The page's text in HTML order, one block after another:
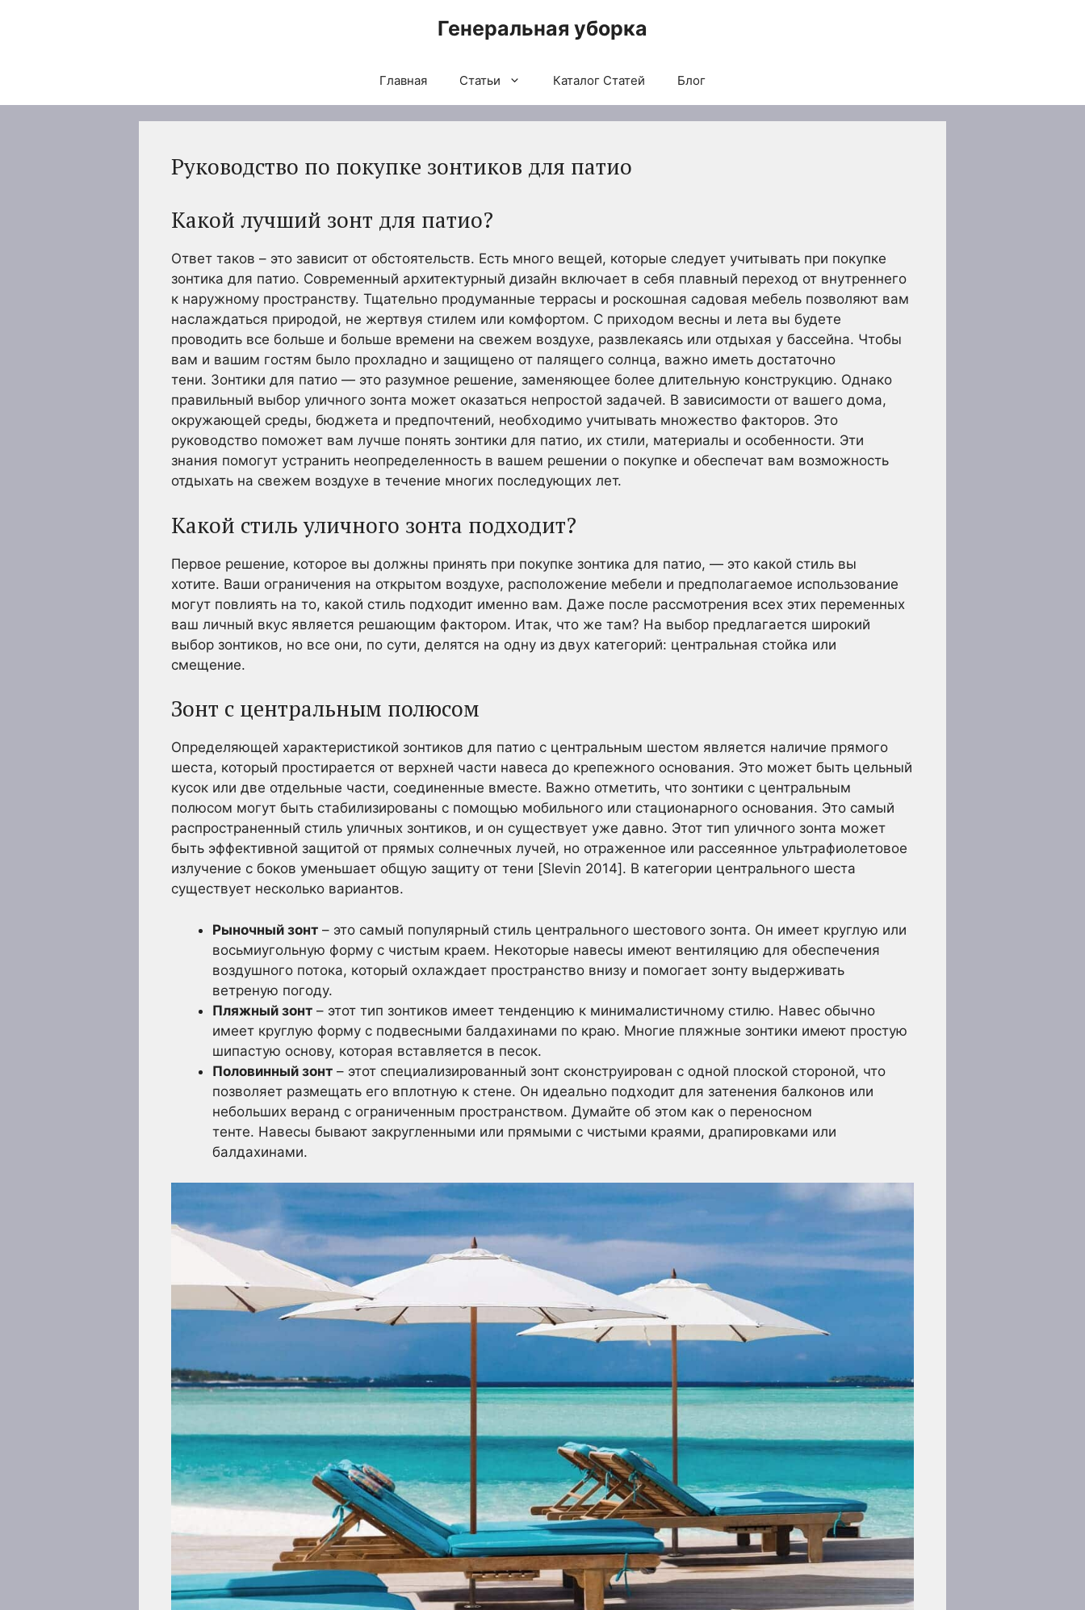
Генеральная уборка
Главная Статьи Каталог Статей Блог
Руководство по покупке зонтиков для патио
Какой лучший зонт для патио?
Ответ таков – это зависит от обстоятельств. Есть много вещей, которые следует учитывать при покупке
зонтика для патио. Современный архитектурный дизайн включает в себя плавный переход от внутреннего
к наружному пространству. Тщательно продуманные террасы и роскошная садовая мебель позволяют вам
наслаждаться природой, не жертвуя стилем или комфортом. С приходом весны и лета вы будете
проводить все больше и больше времени на свежем воздухе, развлекаясь или отдыхая у бассейна. Чтобы
вам и вашим гостям было прохладно и защищено от палящего солнца, важно иметь достаточно
тени. Зонтики для патио — это разумное решение, заменяющее более длительную конструкцию. Однако
правильный выбор уличного зонта может оказаться непростой задачей. В зависимости от вашего дома,
окружающей среды, бюджета и предпочтений, необходимо учитывать множество факторов. Это
руководство поможет вам лучше понять зонтики для патио, их стили, материалы и особенности. Эти
знания помогут устранить неопределенность в вашем решении о покупке и обеспечат вам возможность
отдыхать на свежем воздухе в течение многих последующих лет.
Какой стиль уличного зонта подходит?
Первое решение, которое вы должны принять при покупке зонтика для патио, — это какой стиль вы
хотите. Ваши ограничения на открытом воздухе, расположение мебели и предполагаемое использование
могут повлиять на то, какой стиль подходит именно вам. Даже после рассмотрения всех этих переменных
ваш личный вкус является решающим фактором. Итак, что же там? На выбор предлагается широкий
выбор зонтиков, но все они, по сути, делятся на одну из двух категорий: центральная стойка или
смещение.
Зонт с центральным полюсом
Определяющей характеристикой зонтиков для патио с центральным шестом является наличие прямого
шеста, который простирается от верхней части навеса до крепежного основания. Это может быть цельный
кусок или две отдельные части, соединенные вместе. Важно отметить, что зонтики с центральным
полюсом могут быть стабилизированы с помощью мобильного или стационарного основания. Это самый
распространенный стиль уличных зонтиков, и он существует уже давно. Этот тип уличного зонта может
быть эффективной защитой от прямых солнечных лучей, но отраженное или рассеянное ультрафиолетовое
излучение с боков уменьшает общую защиту от тени [Slevin 2014]. В категории центрального шеста
существует несколько вариантов.
Рыночный зонт – это самый популярный стиль центрального шестового зонта. Он имеет круглую или
восьмиугольную форму с чистым краем. Некоторые навесы имеют вентиляцию для обеспечения
воздушного потока, который охлаждает пространство внизу и помогает зонту выдерживать
ветреную погоду.
Пляжный зонт – этот тип зонтиков имеет тенденцию к минималистичному стилю. Навес обычно
имеет круглую форму с подвесными балдахинами по краю. Многие пляжные зонтики имеют простую
шипастую основу, которая вставляется в песок.
Половинный зонт – этот специализированный зонт сконструирован с одной плоской стороной, что
позволяет размещать его вплотную к стене. Он идеально подходит для затенения балконов или
небольших веранд с ограниченным пространством. Думайте об этом как о переносном
тенте. Навесы бывают закругленными или прямыми с чистыми краями, драпировками или
балдахинами.